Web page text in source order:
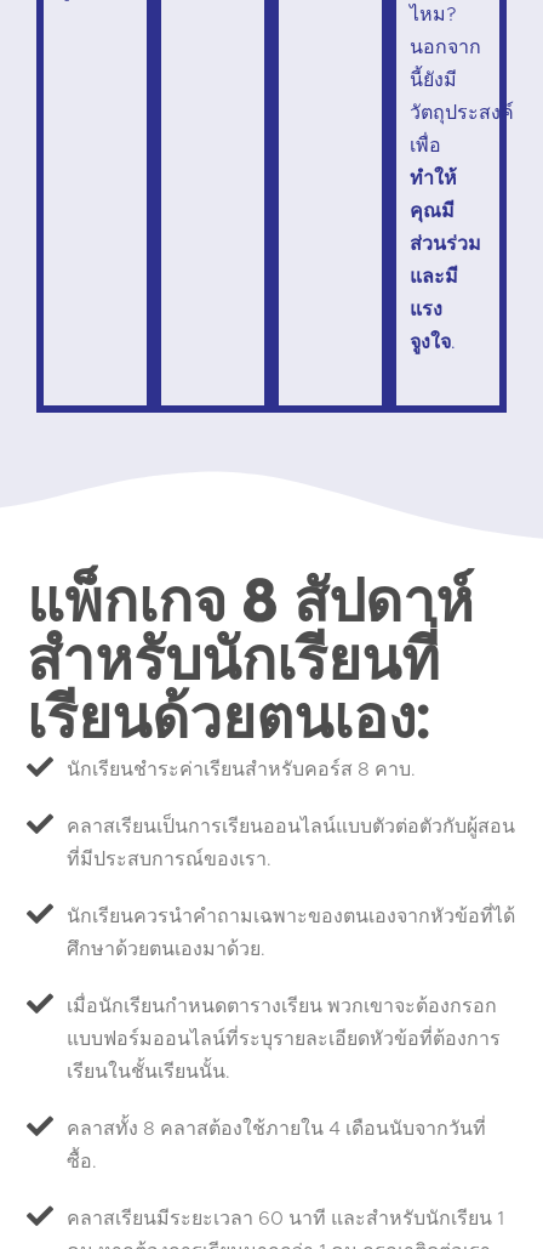
ไหม?
นอกจาก
นี้ยังมี
วัตถุประสงค์
เพื่อ
ทำให้
คุณมี
ส่วนร่วม
และมี
แรง
จูงใจ.
แพ็กเกจ 8 สัปดาห์
สำหรับนักเรียนที่
เรียนด้วยตนเอง:
นักเรียนชำระค่าเรียนสำหรับคอร์ส 8 คาบ.
คลาสเรียนเป็นการเรียนออนไลน์แบบตัวต่อตัวกับผู้สอน
ที่มีประสบการณ์ของเรา.
นักเรียนควรนำคำถามเฉพาะของตนเองจากหัวข้อที่ได้
ศึกษาด้วยตนเองมาด้วย.
เมื่อนักเรียนกำหนดตารางเรียน พวกเขาจะต้องกรอก
แบบฟอร์มออนไลน์ที่ระบุรายละเอียดหัวข้อที่ต้องการ
เรียนในชั้นเรียนนั้น.
คลาสทั้ง 8 คลาสต้องใช้ภายใน 4 เดือนนับจากวันที่
ซื้อ.
คลาสเรียนมีระยะเวลา 60 นาที และสำหรับนักเรียน 1